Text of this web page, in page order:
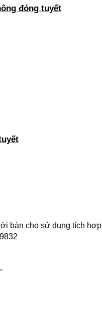
đóng tuyết
bàn cho sử dụng tích hợp